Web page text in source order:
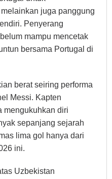
juga panggung
Penyerang
mampu mencetak
bersama Portugal di
berat seiring performa
Messi. Kapten
mengukuhkan diri
sepanjang sejarah
lima gol hanya dari
ini.
Uzbekistan